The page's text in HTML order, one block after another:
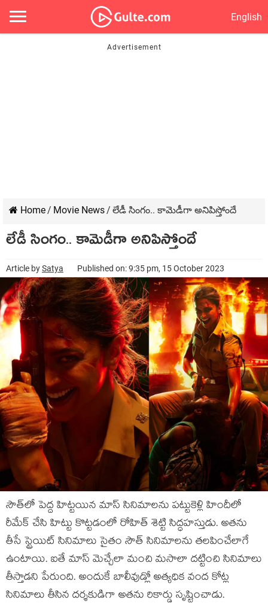
English
Home/ Movie News/ లేడీ సింగం.. కామెడీగా అనిపిస్తోందే
లేడీ సింగం.. కామెడీగా అనిపిస్తోందే
Article bySatya Published on: 9:35 pm, 15 October 2023
సౌత్‌లో పెద్ద హిట్టయిన మాస్ సినిమాలను పట్టుకెళ్లి హిందీలో
రీమేక్ చేసి హిట్టు కొట్టడంలో రోహిత్ శెట్టి సిద్ధహస్తుడు. అతను
తీసే స్ట్రెయిట్ సినిమాలు సైతం సౌత్ సినిమాలను తలపించేలాగే
ఉంటాయి. ఐతే మాస్ మెచ్చేలా మంచి మసాలా దట్టించి సినిమాలు
తీస్తాడని పేరుంది. అందుకే బాలీవుడ్లో అత్యధిక వంద కోట్ల
సినిమాలు తీసిన దర్శకుడిగా అతను రికార్డు సృష్టించాడు.